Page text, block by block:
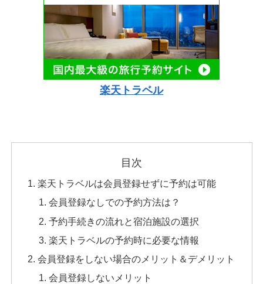
楽天トラベル
目次
楽天トラベルは会員登録せずに予約は可能
会員登録なしでの予約方法は？
予約手続きの流れと宿泊施設の選択
楽天トラベルの予約時に必要な情報
会員登録をしない場合のメリット＆デメリット
会員登録しないメリット